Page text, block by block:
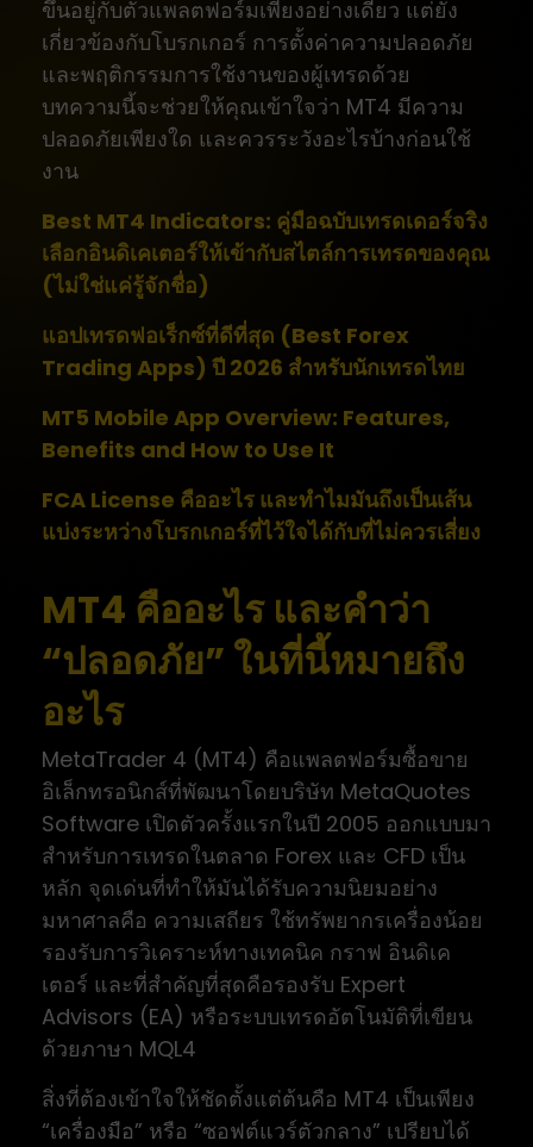
ขึ้นอยู่กับตัวแพลตฟอร์มเพียงอย่างเดียว แต่ยัง
เกี่ยวข้องกับโบรกเกอร์ การตั้งค่าความปลอดภัย
และพฤติกรรมการใช้งานของผู้เทรดด้วย
บทความนี้จะช่วยให้คุณเข้าใจว่า MT4 มีความ
ปลอดภัยเพียงใด และควรระวังอะไรบ้างก่อนใช้
งาน
Best MT4 Indicators: คู่มือฉบับเทรดเดอร์จริง
เลือกอินดิเคเตอร์ให้เข้ากับสไตล์การเทรดของคุณ
(ไม่ใช่แค่รู้จักชื่อ)
แอปเทรดฟอเร็กซ์ที่ดีที่สุด (Best Forex
Trading Apps) ปี 2026 สำหรับนักเทรดไทย
MT5 Mobile App Overview: Features,
Benefits and How to Use It
FCA License คืออะไร และทำไมมันถึงเป็นเส้น
แบ่งระหว่างโบรกเกอร์ที่ไว้ใจได้กับที่ไม่ควรเสี่ยง
MT4 คืออะไร และคำว่า
“ปลอดภัย” ในที่นี้หมายถึง
อะไร
MetaTrader 4 (MT4) คือแพลตฟอร์มซื้อขาย
อิเล็กทรอนิกส์ที่พัฒนาโดยบริษัท MetaQuotes
Software เปิดตัวครั้งแรกในปี 2005 ออกแบบมา
สำหรับการเทรดในตลาด Forex และ CFD เป็น
หลัก จุดเด่นที่ทำให้มันได้รับความนิยมอย่าง
มหาศาลคือ ความเสถียร ใช้ทรัพยากรเครื่องน้อย
รองรับการวิเคราะห์ทางเทคนิค กราฟ อินดิเค
เตอร์ และที่สำคัญที่สุดคือรองรับ Expert
Advisors (EA) หรือระบบเทรดอัตโนมัติที่เขียน
ด้วยภาษา MQL4
สิ่งที่ต้องเข้าใจให้ชัดตั้งแต่ต้นคือ MT4 เป็นเพียง
“เครื่องมือ” หรือ “ซอฟต์แวร์ตัวกลาง” เปรียบได้